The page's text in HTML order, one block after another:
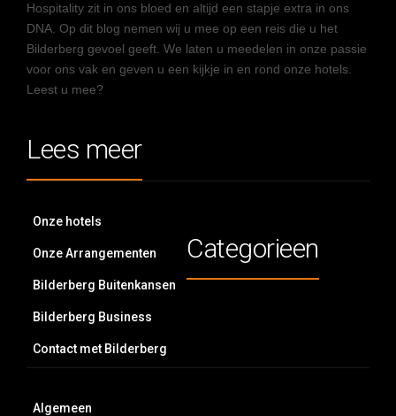
Hospitality zit in ons bloed en altijd een stapje extra in ons
DNA. Op dit blog nemen wij u mee op een reis die u het
Bilderberg gevoel geeft. We laten u meedelen in onze passie
voor ons vak en geven u een kijkje in en rond onze hotels.
Leest u mee?
Lees meer
Onze hotels
Onze Arrangementen
Bilderberg Buitenkansen
Bilderberg Business
Contact met Bilderberg
Categorieen
Algemeen